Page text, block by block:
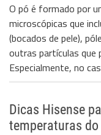
O pó é formado por
microscópicas que
(bocados de pele),
outras partículas
Especialmente, no
Dicas Hisense
temperaturas do